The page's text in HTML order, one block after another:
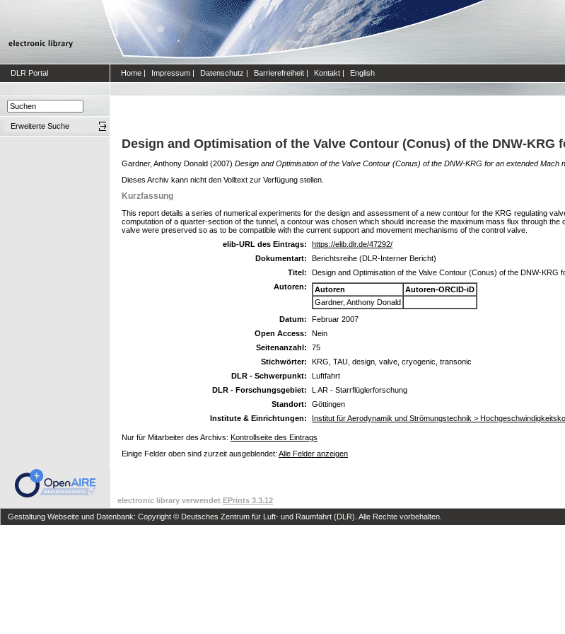
DLR Portal Home | Impressum | Datenschutz | Barrierefreiheit | Kontakt | English
Erweiterte Suche
Design and Optimisation of the Valve Contour (Conus) of the DNW-KRG
Gardner, Anthony Donald (2007) Design and Optimisation of the Valve Contour (Conus) of the DNW-KRG for an extended Mach
Dieses Archiv kann nicht den Volltext zur Verfügung stellen.
Kurzfassung
This report details a series of numerical experiments for the design and assessment of a new contour for the KRG regulating
computation of a quarter-section of the tunnel, a contour was chosen which should increase the maximum mass flux through
valve were preserved so as to be compatible with the current support and movement mechanisms of the control valve.
elib-URL des Eintrags:
https://elib.dlr.de/47292/
Dokumentart:
Berichtsreihe (DLR-Interner Bericht)
Titel:
Design and Optimisation of the Valve Contour (Conus) of the DNW-KRG
Autoren:
Autoren
Autoren-ORCID-iD
Gardner, Anthony Donald
Datum:
Februar 2007
Open Access:
Nein
Seitenanzahl:
75
Stichwörter:
KRG, TAU, design, valve, cryogenic, transonic
DLR - Schwerpunkt:
Luftfahrt
DLR - Forschungsgebiet:
L AR - Starrflüglerforschung
Standort:
Göttingen
Institute & Einrichtungen:
Institut für Aerodynamik und Strömungstechnik >
Nur für Mitarbeiter des Archivs: Kontrollseite des Eintrags
Einige Felder oben sind zurzeit ausgeblendet: Alle Felder anzeigen
electronic library verwendet EPrints 3.3.12
Gestaltung Webseite und Datenbank: Copyright © Deutsches Zentrum für Luft- und Raumfahrt (DLR). Alle Rechte vorbehalten.